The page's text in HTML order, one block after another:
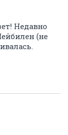
Недавно
(не